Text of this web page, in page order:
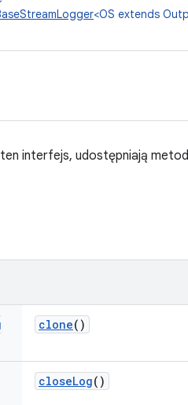
<OS extends
interfejs, udostępniają
clone()
closeLog()